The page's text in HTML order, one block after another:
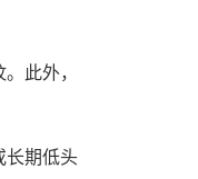
此外，
长期低头